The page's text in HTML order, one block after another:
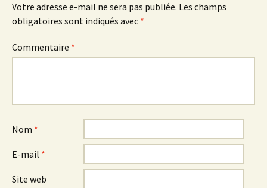
Votre adresse e-mail ne sera pas publiée. Les champs
obligatoires sont indiqués avec *
Commentaire *
Nom *
E-mail *
Site web